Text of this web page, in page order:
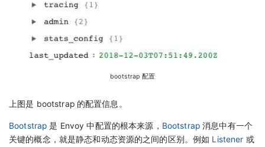
bootstrap 配置
上图是 bootstrap 的配置信息。
Bootstrap 是 Envoy 中配置的根本来源， Bootstrap 消息中有一个
关键的概念，就是静态和动态资源的之间的区别。例如 Listener 或